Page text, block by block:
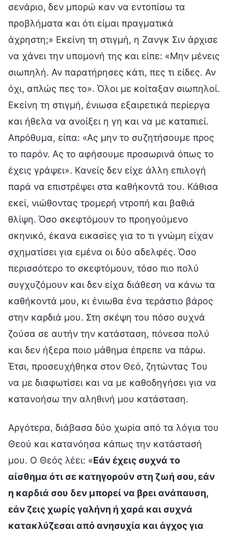
σενάριο, δεν μπορώ καν να εντοπίσω τα
προβλήματα και ότι είμαι πραγματικά
άχρηστη;» Εκείνη τη στιγμή, η Ζανγκ Σιν άρχισε
να χάνει την υπομονή της και είπε: «Μην μένεις
σιωπηλή. Αν παρατήρησες κάτι, πες τι είδες. Αν
όχι, απλώς πες το». Όλοι με κοίταξαν σιωπηλοί.
Εκείνη τη στιγμή, ένιωσα εξαιρετικά περίεργα
και ήθελα να ανοίξει η γη και να με καταπιεί.
Απρόθυμα, είπα: «Ας μην το συζητήσουμε προς
το παρόν. Ας το αφήσουμε προσωρινά όπως το
έχεις γράψει». Κανείς δεν είχε άλλη επιλογή
παρά να επιστρέψει στα καθήκοντά του. Κάθισα
εκεί, νιώθοντας τρομερή ντροπή και βαθιά
θλίψη. Όσο σκεφτόμουν το προηγούμενο
σκηνικό, έκανα εικασίες για το τι γνώμη είχαν
σχηματίσει για εμένα οι δύο αδελφές. Όσο
περισσότερο το σκεφτόμουν, τόσο πιο πολύ
συγχυζόμουν και δεν είχα διάθεση να κάνω τα
καθήκοντά μου, κι ένιωθα ένα τεράστιο βάρος
στην καρδιά μου. Στη σκέψη του πόσο συχνά
ζούσα σε αυτήν την κατάσταση, πόνεσα πολύ
και δεν ήξερα ποιο μάθημα έπρεπε να πάρω.
Έτσι, προσευχήθηκα στον Θεό, ζητώντας Του
να με διαφωτίσει και να με καθοδηγήσει για να
κατανοήσω την αληθινή μου κατάσταση.
Αργότερα, διάβασα δύο χωρία από τα λόγια του
Θεού και κατανόησα κάπως την κατάστασή
μου. Ο Θεός λέει: «Εάν έχεις συχνά το
αίσθημα ότι σε κατηγορούν στη ζωή σου, εάν
η καρδιά σου δεν μπορεί να βρει ανάπαυση,
εάν ζεις χωρίς γαλήνη ή χαρά και συχνά
κατακλύζεσαι από ανησυχία και άγχος για